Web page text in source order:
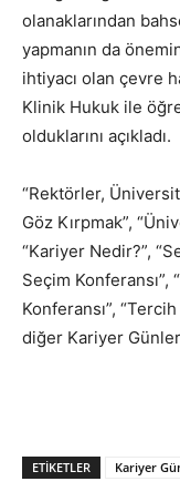
olanaklarından
yapmanın da
ihtiyacı olan çevre
Klinik Hukuk ile
olduklarını açıkladı.
“Rektörler,
Göz Kırpmak”,
“Kariyer Nedir?”,
Seçim Konferansı”,
Konferansı”,
diğer Kariyer
ETIKETLER Kariyer